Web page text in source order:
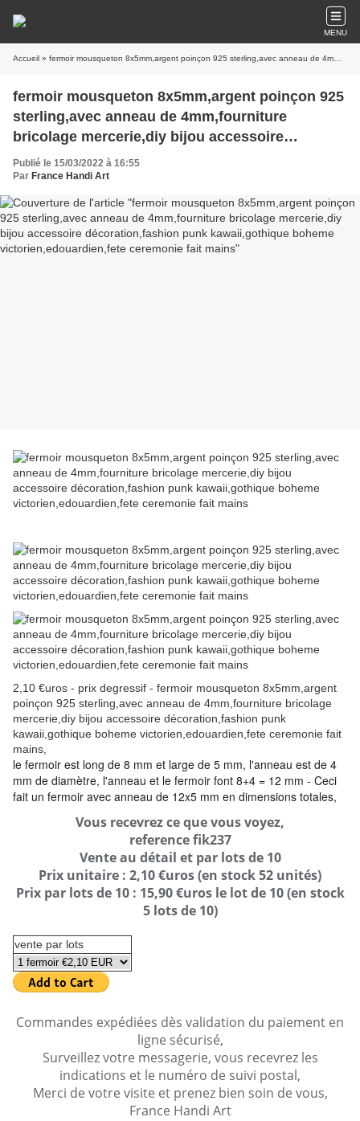
MENU
Accueil » fermoir mousqueton 8x5mm,argent poinçon 925 sterling,avec anneau de 4mm,fourniture bricolage mercerie,diy bijou accessoire décoration,fashion punk kawaii,gothique boheme victorien,edouardien,fete ceremonie fait mains
fermoir mousqueton 8x5mm,argent poinçon 925
sterling,avec anneau de 4mm,fourniture
bricolage mercerie,diy bijou accessoire
décoration,fashion punk kawaii,gothique
boheme victorien,edouardien,fete ceremonie fait
mains
Publié le 15/03/2022 à 16:55
Par France Handi Art
2,10 €uros - prix degressif - fermoir mousqueton 8x5mm,argent
poinçon 925 sterling,avec anneau de 4mm,fourniture bricolage
mercerie,diy bijou accessoire décoration,fashion punk
kawaii,gothique boheme victorien,edouardien,fete ceremonie fait
mains,
le fermoir est long de 8 mm et large de 5 mm, l'anneau est de 4
mm de diamètre, l'anneau et le fermoir font 8+4 = 12 mm - Ceci
fait un fermoir avec anneau de 12x5 mm en dimensions totales,
Vous recevrez ce que vous voyez,
reference fik237
Vente au détail et par lots de 10
Prix unitaire : 2,10 €uros (en stock 52 unités)
Prix par lots de 10 : 15,90 €uros le lot de 10 (en stock
5 lots de 10)
vente par lots
Commandes expédiées dès validation du paiement en
ligne sécurisé,
Surveillez votre messagerie, vous recevrez les
indications et le numéro de suivi postal,
Merci de votre visite et prenez bien soin de vous,
France Handi Art